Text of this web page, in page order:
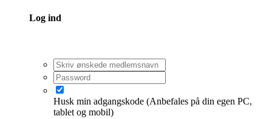
Log ind
Husk min adgangskode (Anbefales på din egen PC,
tablet og mobil)